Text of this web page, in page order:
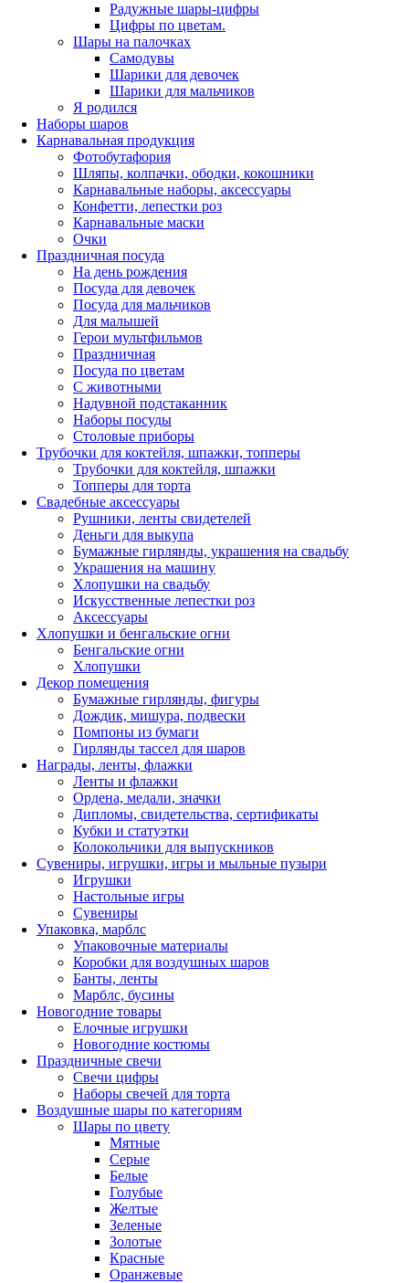
Радужные шары-цифры
Цифры по цветам.
Шары на палочках
Самодувы
Шарики для девочек
Шарики для мальчиков
Я родился
Наборы шаров
Карнавальная продукция
Фотобутафория
Шляпы, колпачки, ободки, кокошники
Карнавальные наборы, аксессуары
Конфетти, лепестки роз
Карнавальные маски
Очки
Праздничная посуда
На день рождения
Посуда для девочек
Посуда для мальчиков
Для малышей
Герои мультфильмов
Праздничная
Посуда по цветам
С животными
Надувной подстаканник
Наборы посуды
Столовые приборы
Трубочки для коктейля, шпажки, топперы
Трубочки для коктейля, шпажки
Топперы для торта
Свадебные аксессуары
Рушники, ленты свидетелей
Деньги для выкупа
Бумажные гирлянды, украшения на свадьбу
Украшения на машину
Хлопушки на свадьбу
Искусственные лепестки роз
Аксессуары
Хлопушки и бенгальские огни
Бенгальские огни
Хлопушки
Декор помещения
Бумажные гирлянды, фигуры
Дождик, мишура, подвески
Помпоны из бумаги
Гирлянды тассел для шаров
Награды, ленты, флажки
Ленты и флажки
Ордена, медали, значки
Дипломы, свидетельства, сертификаты
Кубки и статуэтки
Колокольчики для выпускников
Сувениры, игрушки, игры и мыльные пузыри
Игрушки
Настольные игры
Сувениры
Упаковка, марблс
Упаковочные материалы
Коробки для воздушных шаров
Банты, ленты
Марблс, бусины
Новогодние товары
Елочные игрушки
Новогодние костюмы
Праздничные свечи
Свечи цифры
Наборы свечей для торта
Воздушные шары по категориям
Шары по цвету
Мятные
Серые
Белые
Голубые
Желтые
Зеленые
Золотые
Красные
Оранжевые